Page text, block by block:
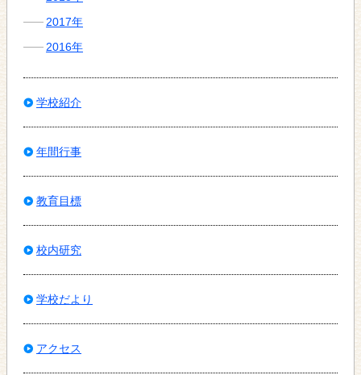
2017年
2016年
学校紹介
年間行事
教育目標
校内研究
学校だより
アクセス